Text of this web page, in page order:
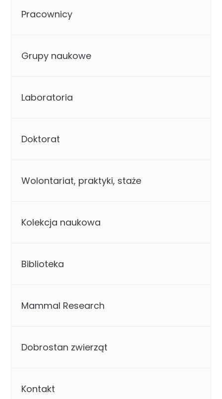
Pracownicy
Grupy naukowe
Laboratoria
Doktorat
Wolontariat, praktyki, staże
Kolekcja naukowa
Biblioteka
Mammal Research
Dobrostan zwierząt
Kontakt